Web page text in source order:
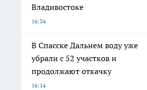
Владивостоке
16:34
В Спасске Дальнем воду уже
убрали с 52 участков и
продолжают откачку
16:14